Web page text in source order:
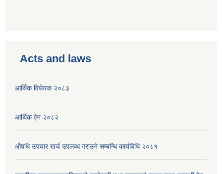
Acts and laws
आर्थिक विधेयक २०८३
आर्थिक ऐन २०८२
औषधि उपचार खर्च उपलव्ध गराउने सम्बन्धि कार्यविधि २०८१